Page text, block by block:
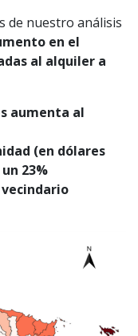
de nuestro análisis
en el
al alquiler a
aumenta al
(en dólares
23%